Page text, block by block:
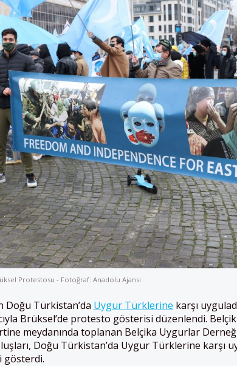
Protestosu - Fotoğraf: Anadolu Ajansı
Doğu Türkistan’da Uygur Türklerine karşı
Brüksel’de protesto gösterisi düzenlendi.
meydanında toplanan Belçika Uygurlar
Doğu Türkistan’da Uygur Türklerine karşı
gösterdi.